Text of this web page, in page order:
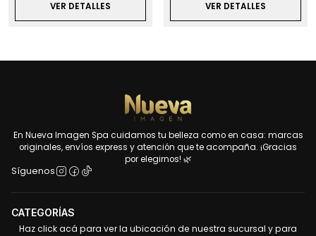
VER DETALLES VER DETALLES
En Nueva Imagen Spa cuidamos tu belleza como en casa: marcas
originales, envíos express y atención que te acompaña. ¡Gracias
por elegirnos! 🌿
Síguenos
CATEGORÍAS
Haz click acá para ver la ubicación de nuestra sucursal y para